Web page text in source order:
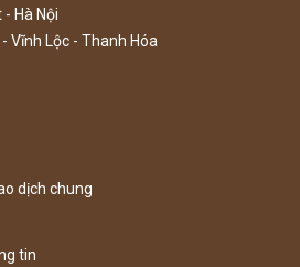
Hà Nội
Vĩnh Lộc - Thanh Hóa
dịch chung
tin